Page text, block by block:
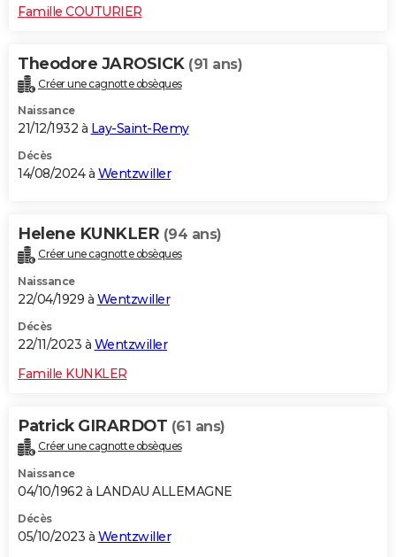
Famille COUTURIER
Theodore JAROSICK (91 ans)
Créer une cagnotte obsèques
Naissance
21/12/1932 à Lay-Saint-Remy
Décès
14/08/2024 à Wentzwiller
Helene KUNKLER (94 ans)
Créer une cagnotte obsèques
Naissance
22/04/1929 à Wentzwiller
Décès
22/11/2023 à Wentzwiller
Famille KUNKLER
Patrick GIRARDOT (61 ans)
Créer une cagnotte obsèques
Naissance
04/10/1962 à LANDAU ALLEMAGNE
Décès
05/10/2023 à Wentzwiller